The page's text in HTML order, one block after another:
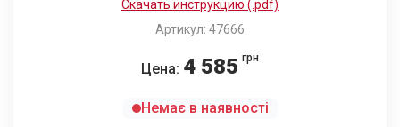
Скачать инструкцию (.pdf)
Артикул: 47666
Цена: 4 585 грн
Немає в наявності